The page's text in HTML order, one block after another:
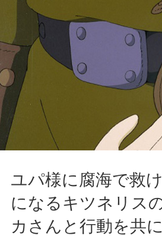
ユパ様に腐海で救
になるキツネリス
カさんと行動を共